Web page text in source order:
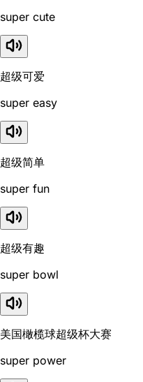
super cute
超级可爱
super easy
超级简单
super fun
超级有趣
super bowl
美国橄榄球超级杯大赛
super power